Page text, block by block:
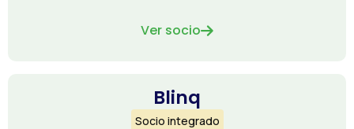
Ver socio
Blinq
Socio integrado